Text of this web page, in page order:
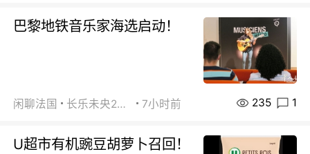
巴黎地铁音乐家海选启动！
闲聊法国 长乐未央2015 7小时前 235 1
U超市有机豌豆胡萝卜召回！